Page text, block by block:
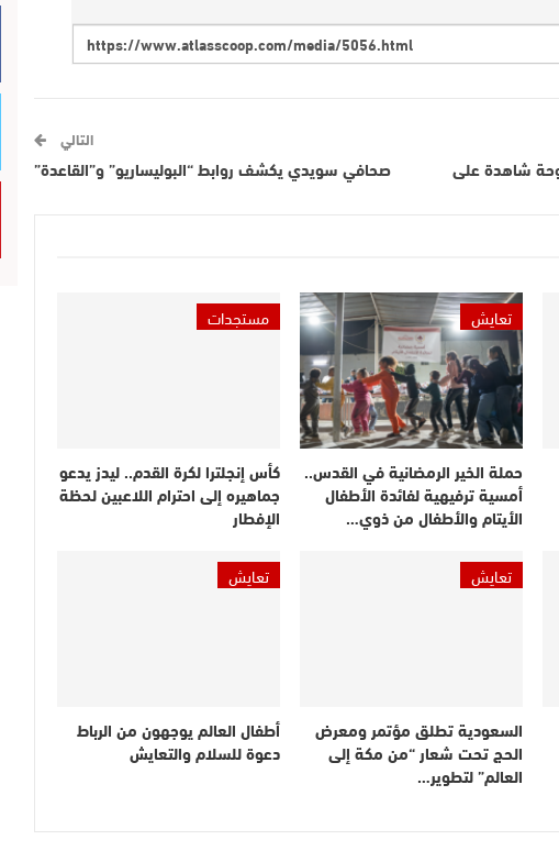
شاهدة على
التالي
صحافي سويدي يكشف روابط “البوليساريو” و”القاعدة”
تعايش
حملة الخير الرمضانية في القدس..
أمسية ترفيهية لفائدة الأطفال
الأيتام والأطفال من ذوي…
مستجدات
كأس إنجلترا لكرة القدم.. ليدز يدعو
جماهيره إلى احترام اللاعبين لحظة
الإفطار
تعايش
السعودية تطلق مؤتمر ومعرض
الحج تحت شعار “من مكة إلى
العالم” لتطوير…
تعايش
أطفال العالم يوجهون من الرباط
دعوة للسلام والتعايش